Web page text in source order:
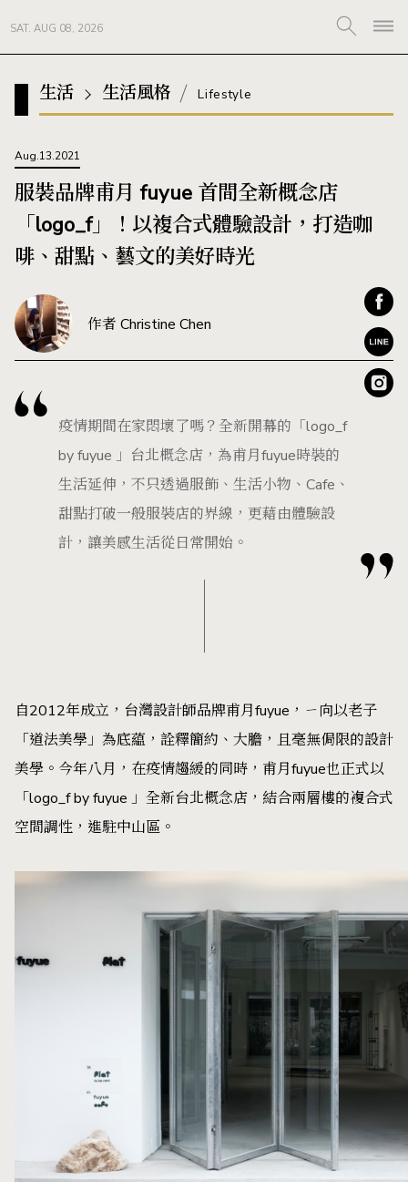
SAT. AUG 08, 2026
生活 生活風格 Lifestyle
Aug.13.2021
服裝品牌甫月 fuyue 首間全新概念店
「logo_f」！以複合式體驗設計，打造咖
啡、甜點、藝文的美好時光
作者 Christine Chen
疫情期間在家悶壞了嗎？全新開幕的「logo_f
by fuyue 」台北概念店，為甫月fuyue時裝的
生活延伸，不只透過服飾、生活小物、Cafe、
甜點打破一般服裝店的界線，更藉由體驗設
計，讓美感生活從日常開始。
自2012年成立，台灣設計師品牌甫月fuyue，ㄧ向以老子
「道法美學」為底藴，詮釋簡約、大膽，且毫無侷限的設計
美學。今年八月，在疫情趨緩的同時，甫月fuyue也正式以
「logo_f by fuyue 」全新台北概念店，結合兩層樓的複合式
空間調性，進駐中山區。